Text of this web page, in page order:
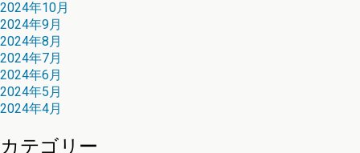
2024年10月
2024年9月
2024年8月
2024年7月
2024年6月
2024年5月
2024年4月
カテゴリー